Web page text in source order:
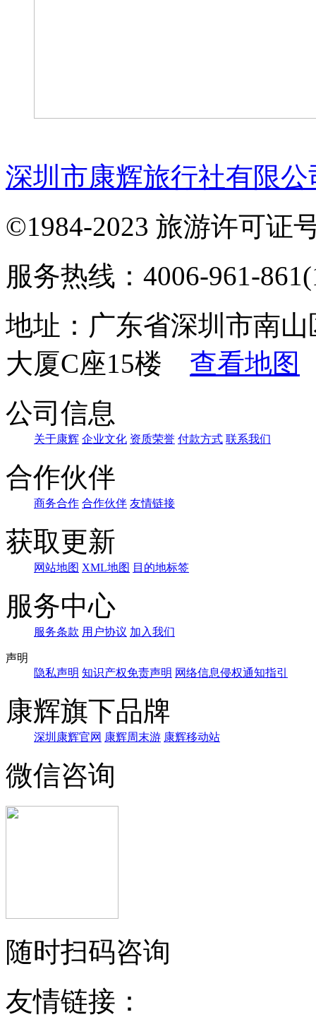
深圳市康辉旅行社有限
©1984-2023 旅游许可证
服务热线：4006-961-
地址：广东省深圳市南
大厦C座15楼 查看地图
公司信息
关于康辉 企业文化 资质荣誉 付款方式 联系我们
合作伙伴
商务合作 合作伙伴 友情链接
获取更新
网站地图 XML地图 目的地标签
服务中心
服务条款 用户协议 加入我们
声明
隐私声明 知识产权免责声明 网络信息侵权通知指引
康辉旗下品牌
深圳康辉官网 康辉周末游 康辉移动站
微信咨询
随时扫码咨询
友情链接：